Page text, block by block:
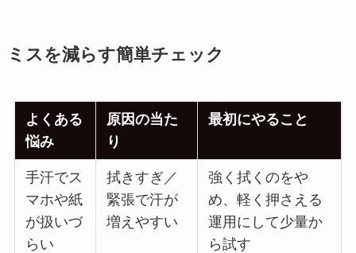
ミスを減らす簡単チェック
よくある
悩み
原因の当た
り
最初にやること
手汗でス
マホや紙
が扱いづ
らい
拭きすぎ／
緊張で汗が
増えやすい
強く拭くのをや
め、軽く押さえる
運用にして少量か
ら試す